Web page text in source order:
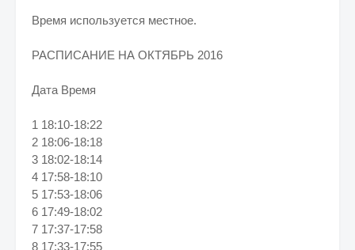
Время используется местное.
РАСПИСАНИЕ НА ОКТЯБРЬ 2016
Дата Время
1 18:10-18:22
2 18:06-18:18
3 18:02-18:14
4 17:58-18:10
5 17:53-18:06
6 17:49-18:02
7 17:37-17:58
8 17:33-17:55